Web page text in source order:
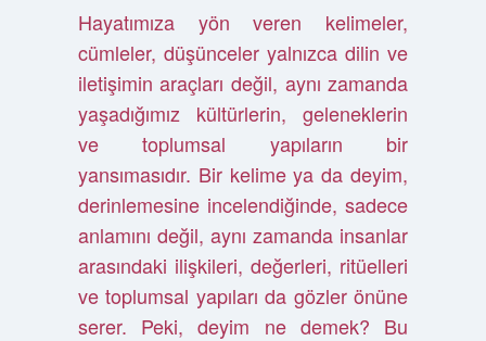
Hayatımıza yön veren kelimeler,
cümleler, düşünceler yalnızca dilin ve
iletişimin araçları değil, aynı zamanda
yaşadığımız kültürlerin, geleneklerin
ve toplumsal yapıların bir
yansımasıdır. Bir kelime ya da deyim,
derinlemesine incelendiğinde, sadece
anlamını değil, aynı zamanda insanlar
arasındaki ilişkileri, değerleri, ritüelleri
ve toplumsal yapıları da gözler önüne
serer. Peki, deyim ne demek? Bu